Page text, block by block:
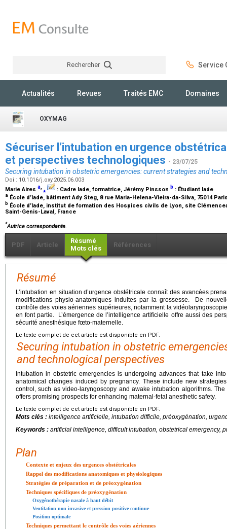
Rechercher Service
Actualités Revues Traités EMC Domaines
OXYMAG
Sécuriser l’intubation en urgence
et perspectives technologiques - 23/07/25
Securing intubation in obstetric emergencies: current strategies and
Doi : 10.1016/j.oxy.2025.06.003
Marie Aires a,⁎ : Cadre Iade, formatrice, Jérémy Pinsson b : Étudiant Iade
a École d’Iade, bâtiment Ady Steg, 8 rue Maria-Helena-Vieira-da-Silva, 75014
b École d’Iade, institut de formation des Hospices civils de Lyon, site
Saint-Genis-Laval, France
*Autrice correspondante.
PDF Article
Résumé
Mots clés
Références
Résumé
L’intubation en situation d’urgence obstétricale connaît des avancées
modifications physio-anatomiques induites par la grossesse. De
contrôle des voies aériennes supérieures, notamment la
en font partie. L’émergence de l’intelligence artificielle offre aussi des
sécurité anesthésique fœto-maternelle.
Le texte complet de cet article est disponible en PDF.
Securing intubation in obstetric
and technological perspectives
Intubation in obstetric emergencies is undergoing advances that take
anatomical changes induced by pregnancy. These include new
control, such as video-laryngoscopy and awake intubation algorithms.
offers promising prospects for enhancing maternal-fetal anesthetic safety.
Le texte complet de cet article est disponible en PDF.
Mots clés : intelligence artificielle, intubation difficile, préoxygénation,
Keywords : artificial intelligence, difficult intubation, obstetrical emergency,
Plan
Contexte et enjeux des urgences obstétricales
Rappel des modifications anatomiques et physiologiques
Stratégies de préparation et de préoxygénation
Techniques spécifiques de préoxygénation
Oxygénothérapie nasale à haut débit
Ventilation non invasive et pression positive continue
Position optimale
Techniques permettant le contrôle des voies aériennes